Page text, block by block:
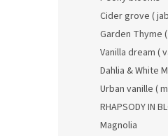
Cider grove (
Garden Thyme
Vanilla dream (
Dahlia & White
Urban vanille (
RHAPSODY IN
Magnolia